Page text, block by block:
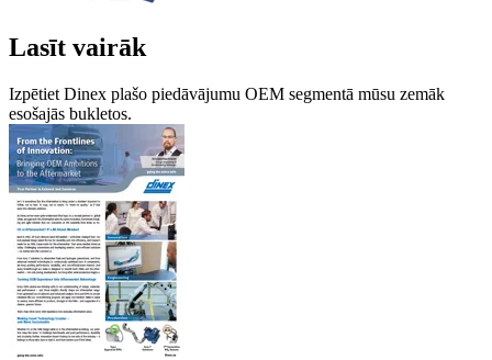
Lasīt vairāk
Izpētiet Dinex plašo piedāvājumu OEM segmentā mūsu zemāk
esošajās bukletos.